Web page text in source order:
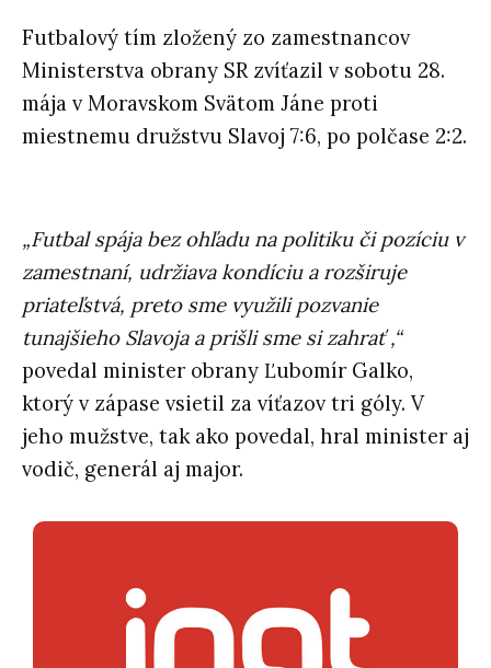
Futbalový tím zložený zo zamestnancov
Ministerstva obrany SR zvíťazil v sobotu 28.
mája v Moravskom Svätom Jáne proti
miestnemu družstvu Slavoj 7:6, po polčase 2:2.
„Futbal spája bez ohľadu na politiku či pozíciu v
zamestnaní, udržiava kondíciu a rozširuje
priateľstvá, preto sme využili pozvanie
tunajšieho Slavoja a prišli sme si zahrať ,“
povedal minister obrany Ľubomír Galko,
ktorý v zápase vsietil za víťazov tri góly. V
jeho mužstve, tak ako povedal, hral minister aj
vodič, generál aj major.